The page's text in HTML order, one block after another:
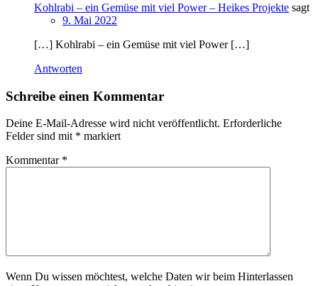
Kohlrabi – ein Gemüse mit viel Power – Heikes Projekte sagt
9. Mai 2022
[…] Kohlrabi – ein Gemüse mit viel Power […]
Antworten
Schreibe einen Kommentar
Deine E-Mail-Adresse wird nicht veröffentlicht. Erforderliche
Felder sind mit * markiert
Kommentar *
Wenn Du wissen möchtest, welche Daten wir beim Hinterlassen